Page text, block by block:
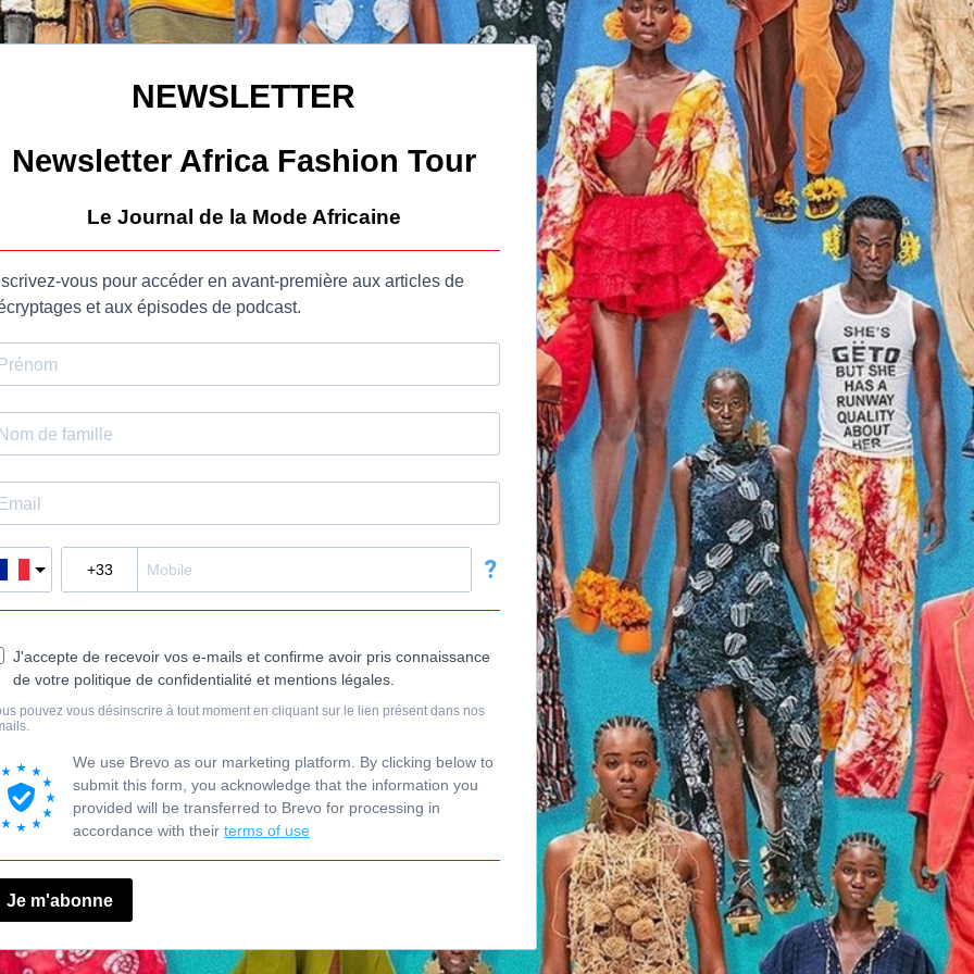
NEWSLETTER
Newsletter Africa Fashion Tour
Le Journal de la Mode Africaine
vous pour accéder en avant-première aux articles de
et aux épisodes de podcast.
?
J'accepte de recevoir vos e-mails et confirme avoir pris connaissance
de votre politique de confidentialité et mentions légales.
pouvez vous désinscrire à tout moment en cliquant sur le lien présent dans nos
We use Brevo as our marketing platform. By clicking below to
submit this form, you acknowledge that the information you
provided will be transferred to Brevo for processing in
accordance with their terms of use
Je m'abonne